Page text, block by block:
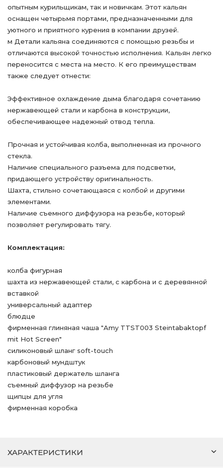
опытным курильщикам, так и новичкам. Этот кальян
оснащен четырьмя портами, предназначенными для
уютного и приятного курения в компании друзей.
м Детали кальяна соединяются с помощью резьбы и
отличаются высокой точностью исполнения. Кальян легко
переносится с места на место. К его преимуществам
также следует отнести:
Эффективное охлаждение дыма благодаря сочетанию
нержавеющей стали и карбона в конструкции,
обеспечивающее надежный отвод тепла.
Прочная и устойчивая колба, выполненная из прочного
стекла.
Наличие специального разъема для подсветки,
придающего устройству оригинальность.
Шахта, стильно сочетающаяся с колбой и другими
элементами.
Наличие съемного диффузора на резьбе, который
позволяет регулировать тягу.
Комплектация:
колба фигурная
шахта из нержавеющей стали, с карбона и с деревянной
вставкой
универсальный адаптер
блюдце
фирменная глиняная чаша "Amy TTST003 Steintabaktopf
mit Hot Screen"
силиконовый шланг soft-touch
карбоновый мундштук
пластиковый держатель шланга
съемный диффузор на резьбе
щипцы для угля
фирменная коробка
ХАРАКТЕРИСТИКИ